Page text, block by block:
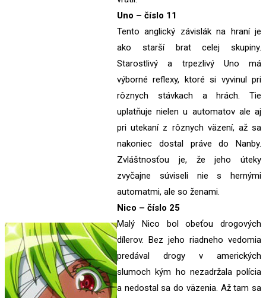
Uno – číslo 11
Tento anglický závislák na hraní je
ako starší brat celej skupiny.
Starostlivý a trpezlivý Uno má
výborné reflexy, ktoré si vyvinul pri
rôznych stávkach a hrách. Tie
uplatňuje nielen u automatov ale aj
pri utekaní z rôznych väzení, až sa
nakoniec dostal práve do Nanby.
Zvláštnosťou je, že jeho úteky
zvyčajne súviseli nie s hernými
automatmi, ale so ženami.
Nico – číslo 25
Malý Nico bol obeťou drogových
dílerov. Bez jeho riadneho vedomia
predával drogy v amerických
slumoch kým ho nezadržala polícia
a nedostal sa do väzenia. Až tam sa